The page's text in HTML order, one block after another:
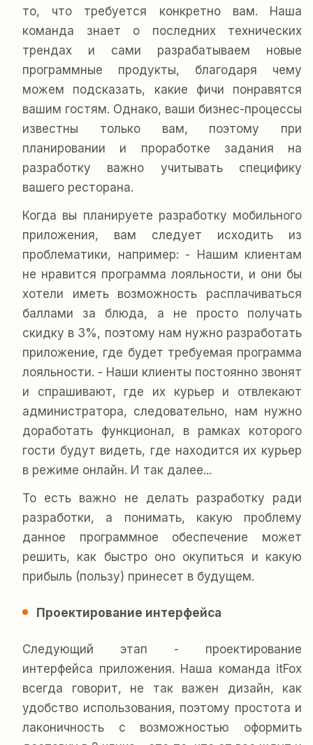
то, что требуется конкретно вам. Наша
команда знает о последних технических
трендах и сами разрабатываем новые
программные продукты, благодаря чему
можем подсказать, какие фичи понравятся
вашим гостям. Однако, ваши бизнес-процессы
известны только вам, поэтому при
планировании и проработке задания на
разработку важно учитывать специфику
вашего ресторана.
Когда вы планируете разработку мобильного
приложения, вам следует исходить из
проблематики, например: - Нашим клиентам
не нравится программа лояльности, и они бы
хотели иметь возможность расплачиваться
баллами за блюда, а не просто получать
скидку в 3%, поэтому нам нужно разработать
приложение, где будет требуемая программа
лояльности. - Наши клиенты постоянно звонят
и спрашивают, где их курьер и отвлекают
администратора, следовательно, нам нужно
доработать функционал, в рамках которого
гости будут видеть, где находится их курьер
в режиме онлайн. И так далее...
То есть важно не делать разработку ради
разработки, а понимать, какую проблему
данное программное обеспечение может
решить, как быстро оно окупиться и какую
прибыль (пользу) принесет в будущем.
Проектирование интерфейса
Следующий этап - проектирование
интерфейса приложения. Наша команда itFox
всегда говорит, не так важен дизайн, как
удобство использования, поэтому простота и
лаконичность с возможностью оформить